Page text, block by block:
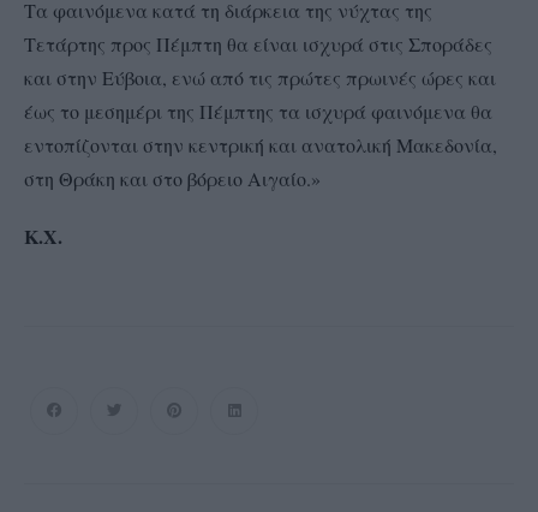
Τα φαινόμενα κατά τη διάρκεια της νύχτας της
Τετάρτης προς Πέμπτη θα είναι ισχυρά στις Σποράδες
και στην Εύβοια, ενώ από τις πρώτες πρωινές ώρες και
έως το μεσημέρι της Πέμπτης τα ισχυρά φαινόμενα θα
εντοπίζονται στην κεντρική και ανατολική Μακεδονία,
στη Θράκη και στο βόρειο Αιγαίο.»
Κ.Χ.